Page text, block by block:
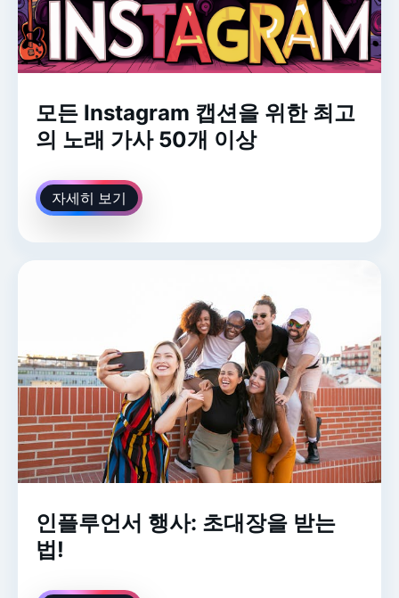
모든 Instagram 캡션을 위한 최고
의 노래 가사 50개 이상
자세히 보기
인플루언서 행사: 초대장을 받는
법!